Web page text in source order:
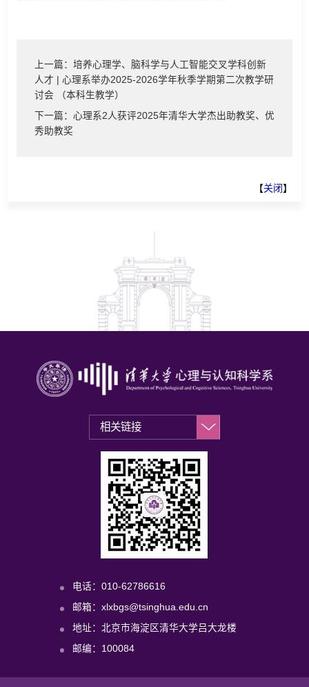
上一篇：培养心理学、脑科学与人工智能交叉学科创新
人才 | 心理系举办2025-2026学年秋季学期第二次教学研
讨会 （本科生教学）
下一篇：心理系2人获评2025年清华大学杰出助教奖、优
秀助教奖
【关闭】
电话：010-62786616
邮箱：xlxbgs@tsinghua.edu.cn
地址：北京市海淀区清华大学吕大龙楼
邮编：100084